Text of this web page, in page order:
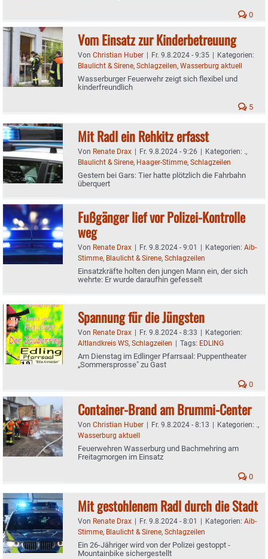
0
Vom Einsatz zur Kinderbetreuung
Von Christian Huber | Fr. 9.8.2024 - 9:35 | Kategorien:
Blaulicht & Sirene, Schlagzeilen, Wasserburg aktuell
Wasserburger Feuerwehr zeigt sich flexibel und
kinderfreundlich
5
Mit Radl ein Rehkitz erfasst
Von Renate Drax | Fr. 9.8.2024 - 9:26 | Kategorien: .,
Blaulicht & Sirene, Haager-Stimme, Schlagzeilen
Gestern bei Gars: Tier hatte plötzlich die Fahrbahn
überquert
Fußgänger lief vor Polizei-Kontrolle
weg
Von Renate Drax | Fr. 9.8.2024 - 9:01 | Kategorien: Aib-
Stimme, Blaulicht & Sirene, Schlagzeilen
Einsatzkräfte holten den jungen Mann ein, der sich
wehrte: Er wurde daraufhin gefesselt
Spannung für die Jüngsten
Von Renate Drax | Fr. 9.8.2024 - 8:33 | Kategorien:
Altlandkreis WS, Schlagzeilen | Tags: EDLING
Am Dienstag im Edlinger Pfarrsaal: Puppentheater
„Sommersprosse" zu Gast
0
Container-Brand am Brummi-Center
Von Christian Huber | Fr. 9.8.2024 - 8:13 | Kategorien: .,
Wasserburg aktuell
Feuerwehren Wasserburg und Bachmehring am
Freitagmorgen im Einsatz
0
Mit gestohlenem Radl durch die Stadt
Von Renate Drax | Fr. 9.8.2024 - 8:01 | Kategorien: Aib-
Stimme, Blaulicht & Sirene, Schlagzeilen
Ein 26-Jähriger wird von der Polizei gestoppt -
Mountainbike sichergestellt